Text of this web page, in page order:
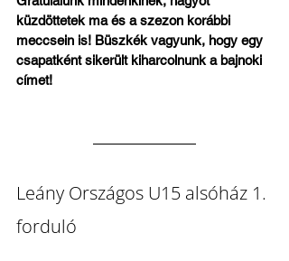
küzdöttetek ma és a szezon korábbi
meccsein is! Büszkék vagyunk, hogy egy
csapatként sikerült kiharcolnunk a bajnoki
címet!
Leány Országos U15 alsóház 1.
forduló